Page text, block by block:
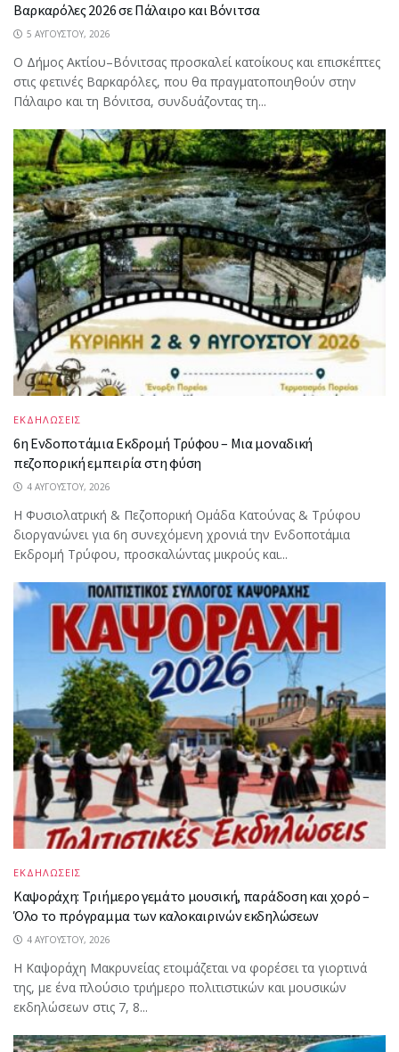
Βαρκαρόλες 2026 σε Πάλαιρο και Βόνιτσα
5 ΑΥΓΟΎΣΤΟΥ, 2026
Ο Δήμος Ακτίου–Βόνιτσας προσκαλεί κατοίκους και επισκέπτες
στις φετινές Βαρκαρόλες, που θα πραγματοποιηθούν στην
Πάλαιρο και τη Βόνιτσα, συνδυάζοντας τη...
ΕΚΔΗΛΩΣΕΙΣ
6η Ενδοποτάμια Εκδρομή Τρύφου – Μια μοναδική
πεζοπορική εμπειρία στη φύση
4 ΑΥΓΟΎΣΤΟΥ, 2026
Η Φυσιολατρική & Πεζοπορική Ομάδα Κατούνας & Τρύφου
διοργανώνει για 6η συνεχόμενη χρονιά την Ενδοποτάμια
Εκδρομή Τρύφου, προσκαλώντας μικρούς και...
ΕΚΔΗΛΩΣΕΙΣ
Καψοράχη: Τριήμερο γεμάτο μουσική, παράδοση και χορό –
Όλο το πρόγραμμα των καλοκαιρινών εκδηλώσεων
4 ΑΥΓΟΎΣΤΟΥ, 2026
Η Καψοράχη Μακρυνείας ετοιμάζεται να φορέσει τα γιορτινά
της, με ένα πλούσιο τριήμερο πολιτιστικών και μουσικών
εκδηλώσεων στις 7, 8...